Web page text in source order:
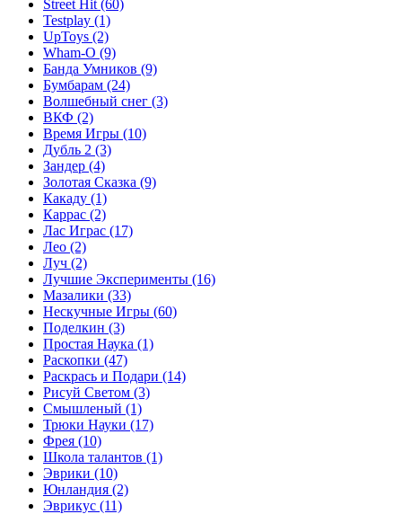
Street Hit (60)
Testplay (1)
UpToys (2)
Wham-O (9)
Банда Умников (9)
Бумбарам (24)
Волшебный снег (3)
ВКФ (2)
Время Игры (10)
Дубль 2 (3)
Зандер (4)
Золотая Сказка (9)
Какаду (1)
Каррас (2)
Лас Играс (17)
Лео (2)
Луч (2)
Лучшие Эксперименты (16)
Мазалики (33)
Нескучные Игры (60)
Поделкин (3)
Простая Наука (1)
Раскопки (47)
Раскрась и Подари (14)
Рисуй Светом (3)
Смышленый (1)
Трюки Науки (17)
Фрея (10)
Школа талантов (1)
Эврики (10)
Юнландия (2)
Эврикус (11)